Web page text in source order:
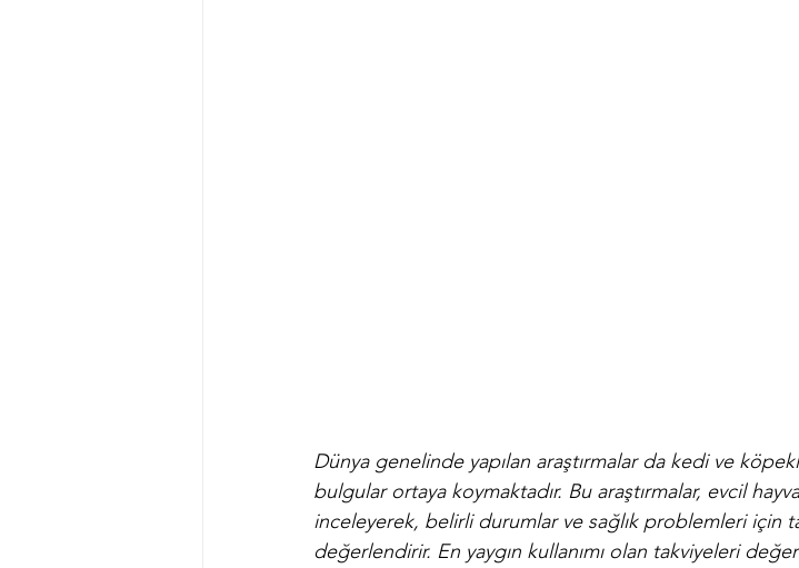
Dünya genelinde yapılan araştırmalar da kedi ve
bulgular ortaya koymaktadır. Bu araştırmalar, evcil
inceleyerek, belirli durumlar ve sağlık problemleri için
değerlendirir. En yaygın kullanımı olan takviyeleri